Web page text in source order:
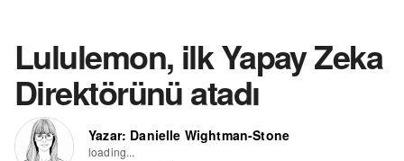
Lululemon, ilk Yapay Zeka
Direktörünü atadı
Yazar: Danielle Wightman-Stone
loading...